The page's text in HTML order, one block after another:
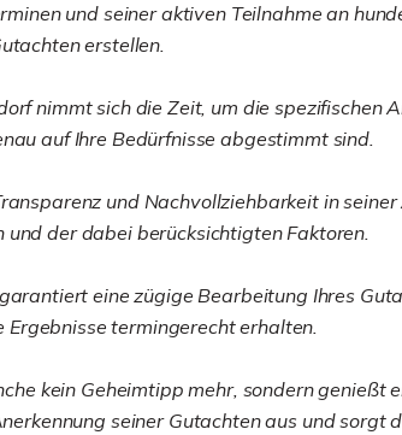
und seiner aktiven Teilnahme an
erstellen.
nimmt sich die Zeit, um die spezifischen
auf Ihre Bedürfnisse abgestimmt sind.
und Nachvollziehbarkeit in
der dabei berücksichtigten Faktoren.
eine zügige Bearbeitung Ihres
Ergebnisse termingerecht erhalten.
kein Geheimtipp mehr, sondern genießt
seiner Gutachten aus und sorgt